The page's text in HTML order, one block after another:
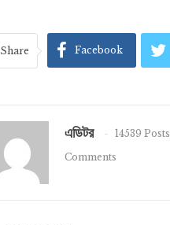
Share Facebook
এডিটর 14539 Posts
Comments